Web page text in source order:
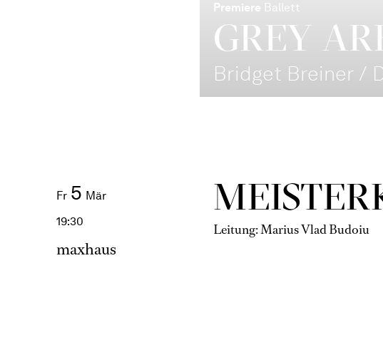
Premiere Ballett
GREY
Bridget Breiner /
Fr 5 Mär
19:30
maxhaus
Leitung: Marius Vlad Budoiu